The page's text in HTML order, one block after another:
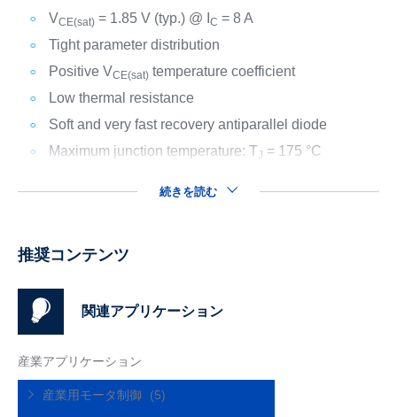
VCE(sat)= 1.85 V (typ.) @ I C = 8 A
Tight parameter distribution
Positive VCE(sat)temperature coefficient
Low thermal resistance
Soft and very fast recovery antiparallel diode
Maximum junction temperature: TJ = 175 °C
続きを読む
推奨コンテンツ
関連アプリケーション
産業アプリケーション
産業用モータ制御 (5)